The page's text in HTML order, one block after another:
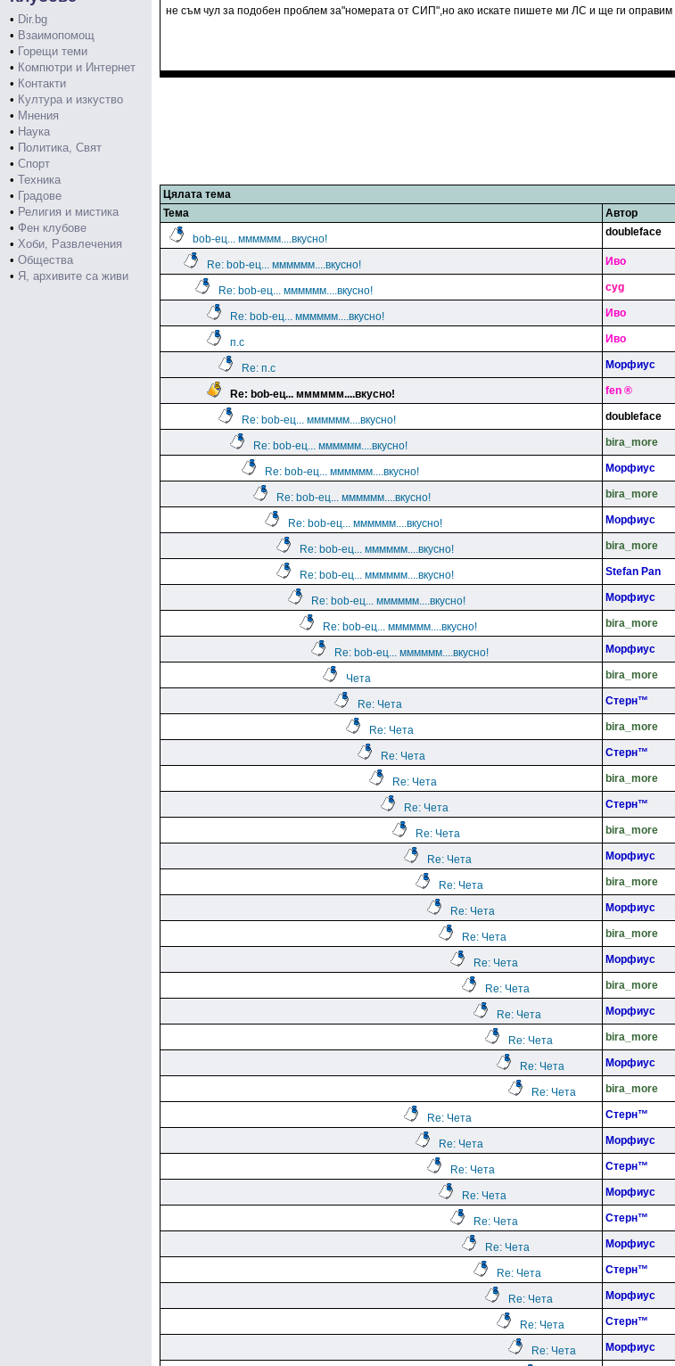
• Dir.bg
• Взаимопомощ
• Горещи теми
• Компютри и Интернет
• Контакти
• Култура и изкуство
• Мнения
• Наука
• Политика, Свят
• Спорт
• Техника
• Градове
• Религия и мистика
• Фен клубове
• Хоби, Развлечения
• Общества
• Я, архивите са живи
не съм чул за подобен проблем за"номерата от СИП",но ако искате пишете ми ЛС и ще ги оправим
Цялата тема
Тема
Автор
bob-ец... мммммм....вкусно!
doubleface
Re: bob-ец... мммммм....вкусно! Иво
Re: bob-ец... мммммм....вкусно! cyg
Re: bob-ец... мммммм....вкусно! Иво
п.с Иво
Re: п.с Mopфиyc
Re: bob-ец... мммммм....вкусно! fen ®
Re: bob-ец... мммммм....вкусно! doubleface
Re: bob-ец... мммммм....вкусно! bira_more
Re: bob-ец... мммммм....вкусно! Mopфиyc
Re: bob-ец... мммммм....вкусно! bira_more
Re: bob-ец... мммммм....вкусно! Mopфиyc
Re: bob-ец... мммммм....вкусно! bira_more
Re: bob-ец... мммммм....вкусно! Stefan Pan
Re: bob-ец... мммммм....вкусно! Mopфиyc
Re: bob-ец... мммммм....вкусно! bira_more
Re: bob-ец... мммммм....вкусно! Mopфиyc
Чета bira_more
Re: Чета Cтepн™
Re: Чета bira_more
Re: Чета Cтepн™
Re: Чета bira_more
Re: Чета Cтepн™
Re: Чета bira_more
Re: Чета Mopфиyc
Re: Чета bira_more
Re: Чета Mopфиyc
Re: Чета bira_more
Re: Чета Mopфиyc
Re: Чета bira_more
Re: Чета Mopфиyc
Re: Чета bira_more
Re: Чета Mopфиyc
Re: Чета bira_more
Re: Чета Cтepн™
Re: Чета Mopфиyc
Re: Чета Cтepн™
Re: Чета Mopфиyc
Re: Чета Cтepн™
Re: Чета Mopфиyc
Re: Чета Cтepн™
Re: Чета Mopфиyc
Re: Чета Cтepн™
Re: Чета Mopфиyc